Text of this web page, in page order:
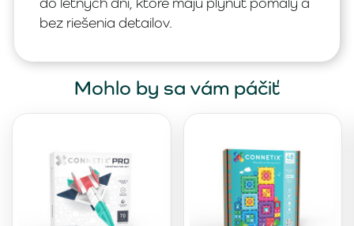
bez riešenia detailov.
Mohlo by sa vám páčiť